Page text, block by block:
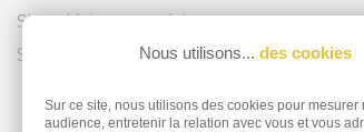
Signalétique extérieure
Signalétique intérieure
Nous utilisons... des cookies
Sur ce site, nous utilisons des cookies pour mesurer
audience, entretenir la relation avec vous et vous